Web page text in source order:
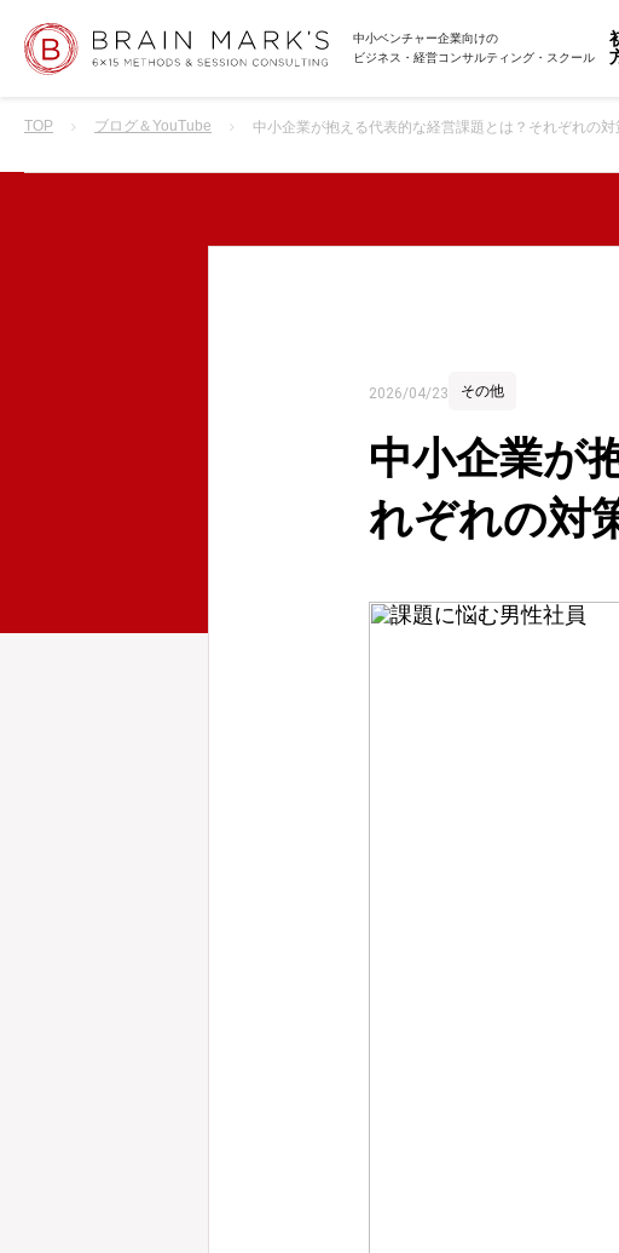
中小ベンチャー企業向けの
ビジネス・経営コンサルティング・スクール
TOP ブログ＆YouTube 中小企業が抱える代表的な経営課題とは？それぞれの
2026/04/23 その他
中小企業が
れぞれの対